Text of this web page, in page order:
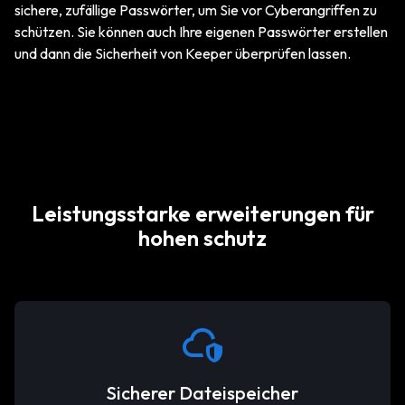
sichere, zufällige Passwörter, um Sie vor Cyberangriffen zu
schützen. Sie können auch Ihre eigenen Passwörter erstellen
und dann die Sicherheit von Keeper überprüfen lassen.
Leistungsstarke erweiterungen für
hohen schutz
Sicherer Dateispeicher